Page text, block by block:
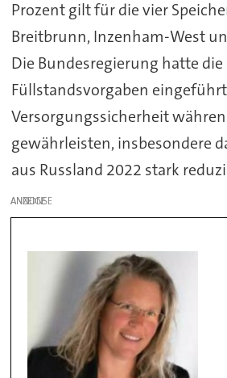
Prozent gilt für die vier
Breitbrunn, Inzenham-West
Die Bundesregierung hatte die
Füllstandsvorgaben
Versorgungssicherheit
gewährleisten, insbesondere
aus Russland 2022 stark
ANZEIGE